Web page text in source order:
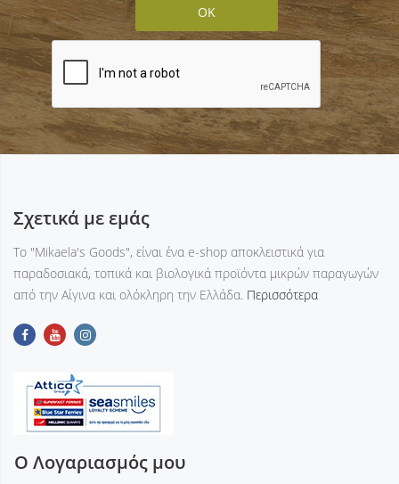
Σχετικά με εμάς
Tο "Mikaela's Goods", είναι ένα e-shop αποκλειστικά για
παραδοσιακά, τοπικά και βιολογικά προϊόντα μικρών παραγωγών
από την Αίγινα και ολόκληρη την Ελλάδα. Περισσότερα
Ο Λογαριασμός μου